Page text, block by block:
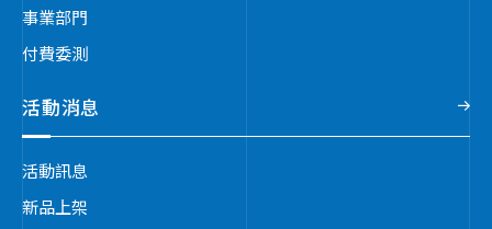
事業部門
付費委測
活動消息
活動訊息
新品上架